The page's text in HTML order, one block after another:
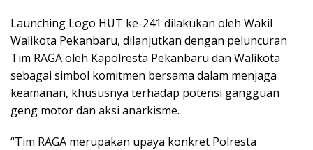
Launching Logo HUT ke-241 dilakukan oleh Wakil
Walikota Pekanbaru, dilanjutkan dengan peluncuran
Tim RAGA oleh Kapolresta Pekanbaru dan Walikota
sebagai simbol komitmen bersama dalam menjaga
keamanan, khususnya terhadap potensi gangguan
geng motor dan aksi anarkisme.
“Tim RAGA merupakan upaya konkret Polresta